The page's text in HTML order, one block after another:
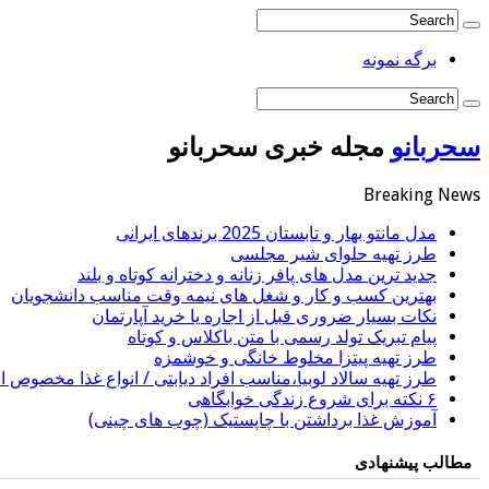
برگه نمونه
سحربانو مجله خبری سحربانو
Breaking News
مدل مانتو بهار و تابستان 2025 برندهای ایرانی
طرز تهیه حلوای شیر مجلسی
جدید ترین مدل های پافر زنانه و دخترانه کوتاه و بلند
بهترین کسب و کار و شغل های نیمه وقت مناسب دانشجویان
نکات بسیار ضروری قبل از اجاره یا خرید آپارتمان
پیام تبریک تولد رسمی با متن باکلاس و کوتاه
طرز تهیه پیتزا مخلوط خانگی و خوشمزه
طرز تهیه سالاد لوبیا،مناسب افراد دیابتی / انواع غذا مخصوص
۶ نکته برای شروع زندگی خوابگاهی
آموزش غذا برداشتن با چاپستیک (چوب های چینی)
مطالب پیشنهادی